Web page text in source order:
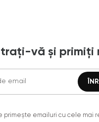
vă și primiți
primește emailuri cu cele mai